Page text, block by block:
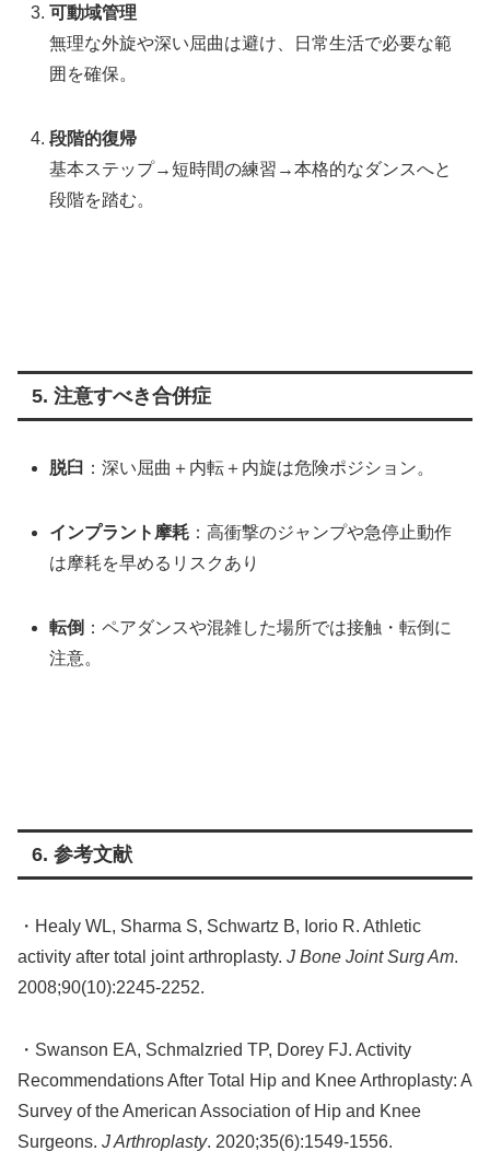
可動域管理
無理な外旋や深い屈曲は避け、日常生活で必要な範
囲を確保。
段階的復帰
基本ステップ→短時間の練習→本格的なダンスへと
段階を踏む。
5. 注意すべき合併症
脱臼 ：深い屈曲＋内転＋内旋は危険ポジション。
インプラント摩耗 ：高衝撃のジャンプや急停止動作
は摩耗を早めるリスクあり
転倒 ：ペアダンスや混雑した場所では接触・転倒に
注意。
6. 参考文献
・Healy WL, Sharma S, Schwartz B, Iorio R. Athletic
activity after total joint arthroplasty. J Bone Joint Surg Am.
2008;90(10):2245-2252.
・Swanson EA, Schmalzried TP, Dorey FJ. Activity
Recommendations After Total Hip and Knee Arthroplasty: A
Survey of the American Association of Hip and Knee
Surgeons. J Arthroplasty. 2020;35(6):1549-1556.